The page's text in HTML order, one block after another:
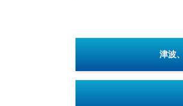
津波